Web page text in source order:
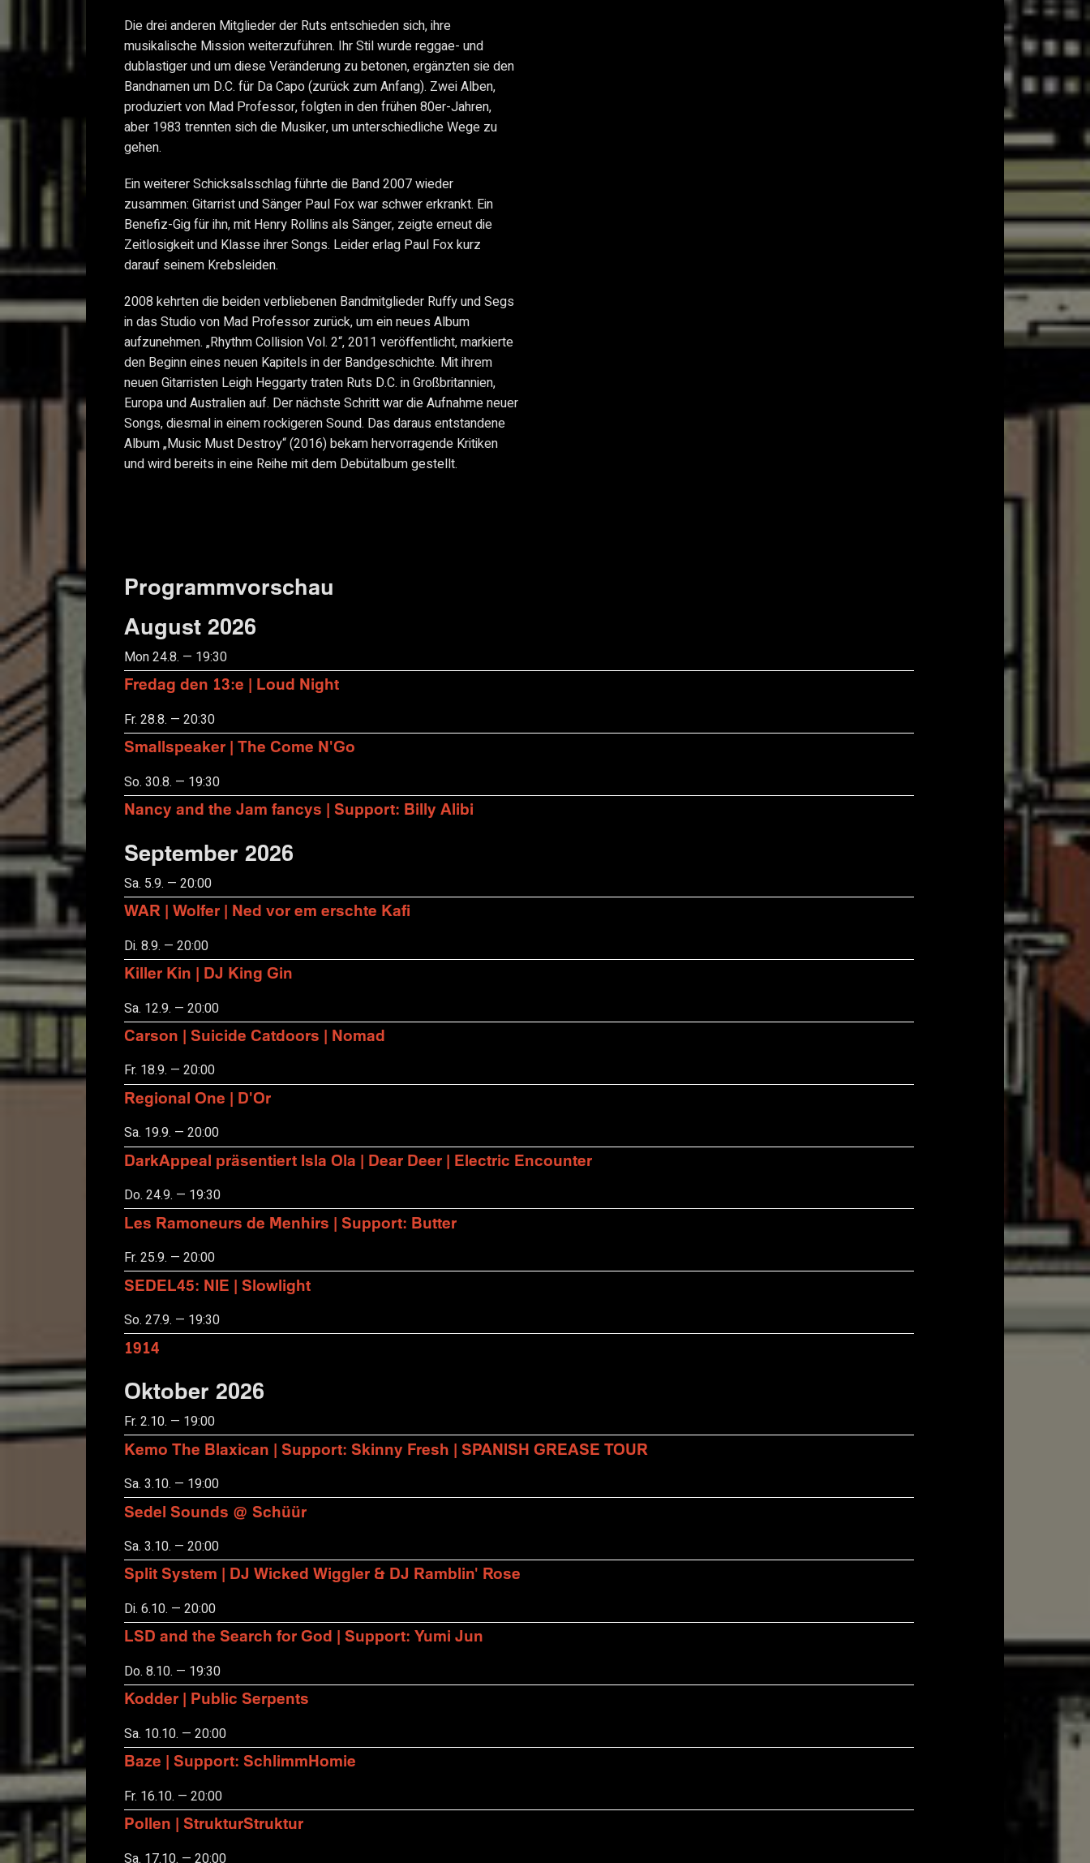
Die drei anderen Mitglieder der Ruts entschieden sich, ihre
musikalische Mission weiterzuführen. Ihr Stil wurde reggae- und
dublastiger und um diese Veränderung zu betonen, ergänzten sie den
Bandnamen um D.C. für Da Capo (zurück zum Anfang). Zwei Alben,
produziert von Mad Professor, folgten in den frühen 80er-Jahren,
aber 1983 trennten sich die Musiker, um unterschiedliche Wege zu
gehen.
Ein weiterer Schicksalsschlag führte die Band 2007 wieder
zusammen: Gitarrist und Sänger Paul Fox war schwer erkrankt. Ein
Benefiz-Gig für ihn, mit Henry Rollins als Sänger, zeigte erneut die
Zeitlosigkeit und Klasse ihrer Songs. Leider erlag Paul Fox kurz
darauf seinem Krebsleiden.
2008 kehrten die beiden verbliebenen Bandmitglieder Ruffy und Segs
in das Studio von Mad Professor zurück, um ein neues Album
aufzunehmen. „Rhythm Collision Vol. 2“, 2011 veröffentlicht, markierte
den Beginn eines neuen Kapitels in der Bandgeschichte. Mit ihrem
neuen Gitarristen Leigh Heggarty traten Ruts D.C. in Großbritannien,
Europa und Australien auf. Der nächste Schritt war die Aufnahme neuer
Songs, diesmal in einem rockigeren Sound. Das daraus entstandene
Album „Music Must Destroy“ (2016) bekam hervorragende Kritiken
und wird bereits in eine Reihe mit dem Debütalbum gestellt.
Programmvorschau
August 2026
Mon 24.8. — 19:30
Fredag den 13:e | Loud Night
Fr. 28.8. — 20:30
Smallspeaker | The Come N'Go
So. 30.8. — 19:30
Nancy and the Jam fancys | Support: Billy Alibi
September 2026
Sa. 5.9. — 20:00
WAR | Wolfer | Ned vor em erschte Kafi
Di. 8.9. — 20:00
Killer Kin | DJ King Gin
Sa. 12.9. — 20:00
Carson | Suicide Catdoors | Nomad
Fr. 18.9. — 20:00
Regional One | D'Or
Sa. 19.9. — 20:00
DarkAppeal präsentiert Isla Ola | Dear Deer | Electric Encounter
Do. 24.9. — 19:30
Les Ramoneurs de Menhirs | Support: Butter
Fr. 25.9. — 20:00
SEDEL45: NIE | Slowlight
So. 27.9. — 19:30
1914
Oktober 2026
Fr. 2.10. — 19:00
Kemo The Blaxican | Support: Skinny Fresh | SPANISH GREASE TOUR
Sa. 3.10. — 19:00
Sedel Sounds @ Schüür
Sa. 3.10. — 20:00
Split System | DJ Wicked Wiggler & DJ Ramblin' Rose
Di. 6.10. — 20:00
LSD and the Search for God | Support: Yumi Jun
Do. 8.10. — 19:30
Kodder | Public Serpents
Sa. 10.10. — 20:00
Baze | Support: SchlimmHomie
Fr. 16.10. — 20:00
Pollen | StrukturStruktur
Sa. 17.10. — 20:00